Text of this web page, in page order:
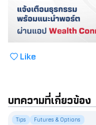
Like
บทความที่เกี่ยวข้อง
Tips Futures & Options